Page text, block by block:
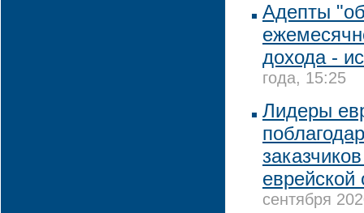
Адепты
дохода -
года, 15:25
Лидеры
сентября